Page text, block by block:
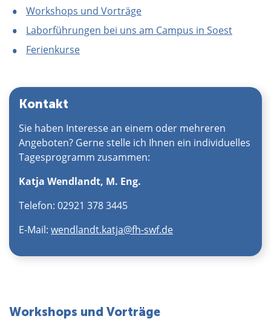
Workshops und Vorträge
Laborführungen bei uns am Campus in Soest
Ferienkurse
Kontakt
Sie haben Interesse an einem oder mehreren
Angeboten? Gerne stelle ich Ihnen ein individuelles
Tagesprogramm zusammen:
Katja Wendlandt, M. Eng.
Telefon: 02921 378 3445
E-Mail: wendlandt.katja@fh-swf.de
Workshops und Vorträge